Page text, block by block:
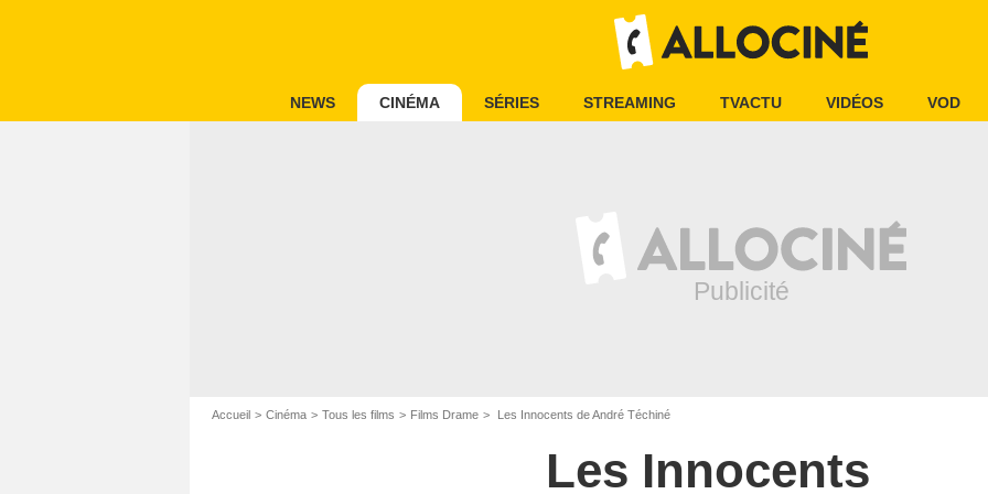
NEWS CINÉMA SÉRIES STREAMING TVACTU VIDÉOS VOD
Accueil Cinéma Tous les films Films Drame Les Innocents de André Téchiné
Les Innocents